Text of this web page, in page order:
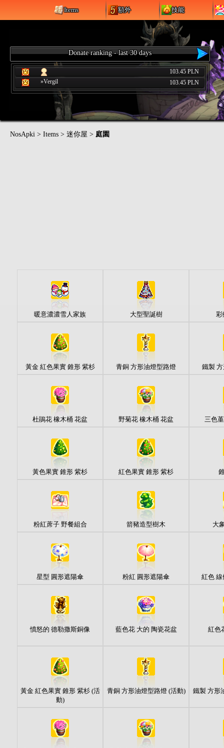
Items 額外 技能
Donate ranking - last 30 days
103.45 PLN
»Vergil
103.45 PLN
NosApki > Items > 迷你屋 > 庭園
暖意濃濃雪人家族 大型聖誕樹 彩
黃金 紅色果實 錐形 紫杉 青銅 方形油燈型路燈 鐵製
杜鵑花 橡木桶 花盆 野菊花 橡木桶 花盆 三色
黃色果實 錐形 紫杉 紅色果實 錐形 紫杉
粉紅蓆子 野餐組合 箭豬造型樹木 大
星型 圓形遮陽傘 粉紅 圓形遮陽傘 紅色
憤怒的 德勒撒斯銅像 藍色花 大的 陶瓷花盆 紅色
黃金 紅色果實 錐形 紫杉 (活
動)
青銅 方形油燈型路燈 (活動) 鐵製 方形